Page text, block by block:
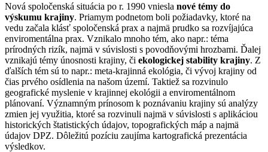
Nová spoločenská situácia po r. 1990 vniesla nové témy do
výskumu krajiny. Priamym podnetom boli požiadavky, ktoré na
vedu začala klásť spoločenská prax a najmä prudko sa rozvíjajúca
enviromentálna prax. Vznikalo mnoho tém, ako napr.: téma
prírodných rizík, najmä v súvislosti s povodňovými hrozbami. Ďalej
vznikajú témy únosnosti krajiny, či ekologickej stability krajiny. Z
ďalších tém sú to napr.: meta-krajinná ekológia, či vývoj krajiny od
čias prvého osídlenia na našom území. Taktiež sa rozvinulo
geografické myslenie v krajinnej ekológii a enviromentálnom
plánovaní. Významným prínosom k poznávaniu krajiny sú analýzy
zmien jej využitia, ktoré sa rozvinuli najmä v súvislosti s aplikáciou
historických štatistických údajov, topografických máp a najmä
údajov DPZ. Dôležitú pozíciu zaujíma kartografická prezentácia
výsledkov.